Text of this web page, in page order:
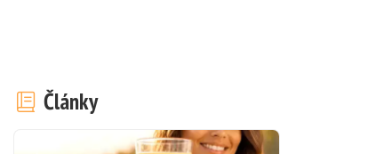
Články